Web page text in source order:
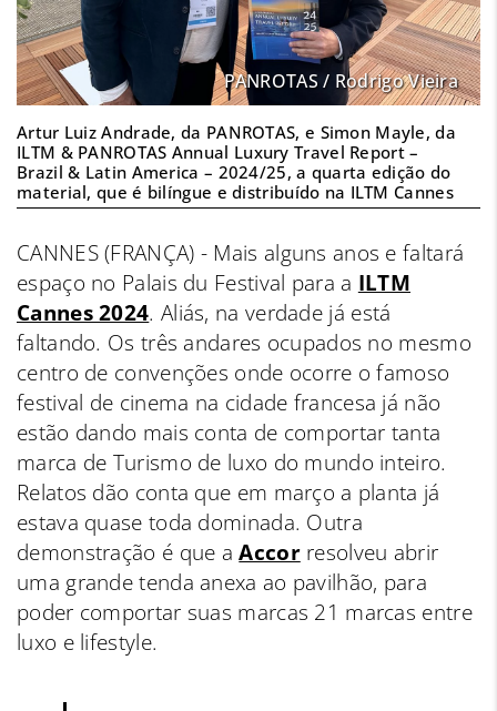
PANROTAS / Rodrigo Vieira
Artur Luiz Andrade, da PANROTAS, e Simon Mayle, da
ILTM & PANROTAS Annual Luxury Travel Report –
Brazil & Latin America – 2024/25, a quarta edição do
material, que é bilíngue e distribuído na ILTM Cannes
CANNES (FRANÇA) - Mais alguns anos e faltará
espaço no Palais du Festival para a ILTM
Cannes 2024. Aliás, na verdade já está
faltando. Os três andares ocupados no mesmo
centro de convenções onde ocorre o famoso
festival de cinema na cidade francesa já não
estão dando mais conta de comportar tanta
marca de Turismo de luxo do mundo inteiro.
Relatos dão conta que em março a planta já
estava quase toda dominada. Outra
demonstração é que aAccorresolveu abrir
uma grande tenda anexa ao pavilhão, para
poder comportar suas marcas 21 marcas entre
luxo e lifestyle.